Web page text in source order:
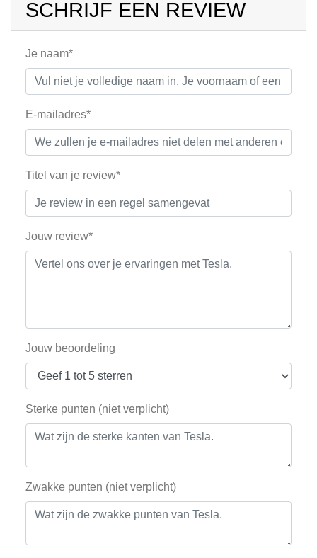
SCHRIJF EEN REVIEW
Je naam*
E-mailadres*
Titel van je review*
Jouw review*
Jouw beoordeling
Sterke punten (niet verplicht)
Zwakke punten (niet verplicht)